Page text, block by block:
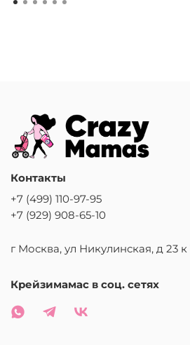
Контакты
+7 (499) 110-97-95
+7 (929) 908-65-10
г Москва, ул Никулинская, д 23 к
Крейзимамас в соц. сетях